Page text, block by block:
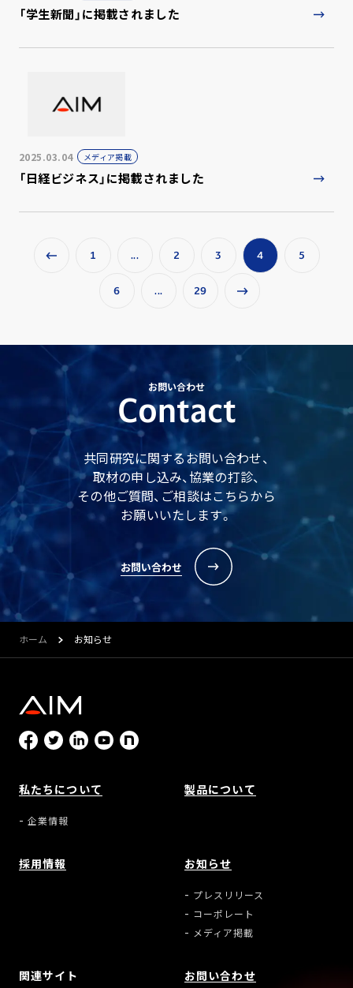
「学生新聞」に掲載されました
2025.03.04 メディア掲載
「日経ビジネス」に掲載されました
1 ... 2 3 4 5
6 ... 29
お問い合わせ
Contact
共同研究に関するお問い合わせ、
取材の申し込み、協業の打診、
その他ご質問、ご相談はこちらから
お願いいたします。
お問い合わせ
ホーム お知らせ
私たちについて
企業情報
製品について
採用情報 お知らせ
プレスリリース
コーポレート
メディア掲載
関連サイト お問い合わせ